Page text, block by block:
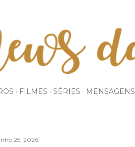
FILMES SÉRIES MENSAGENS
25, 2026